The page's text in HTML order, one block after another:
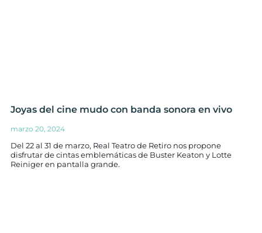
Joyas del cine mudo con banda sonora en vivo
marzo 20, 2024
Del 22 al 31 de marzo, Real Teatro de Retiro nos propone
disfrutar de cintas emblemáticas de Buster Keaton y Lotte
Reiniger en pantalla grande.